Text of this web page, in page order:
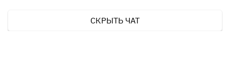
СКРЫТЬ ЧАТ